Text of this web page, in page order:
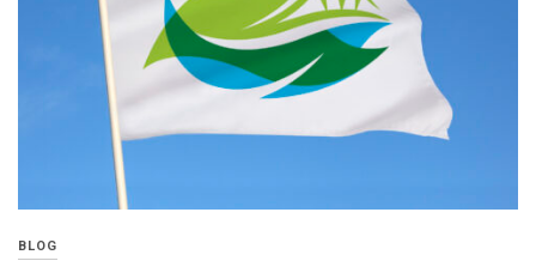
BLOG